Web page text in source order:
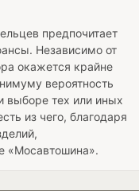
предпочитает
Независимо от
окажется крайне
вероятность
выборе тех или иных
из чего, благодаря
«Мосавтошина».